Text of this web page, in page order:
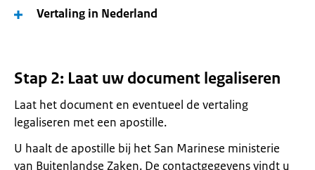
Vertaling in Nederland
Stap 2: Laat uw document legaliseren
Laat het document en eventueel de vertaling
legaliseren met een apostille.
U haalt de apostille bij het San Marinese ministerie
van Buitenlandse Zaken. De contactgegevens vindt u